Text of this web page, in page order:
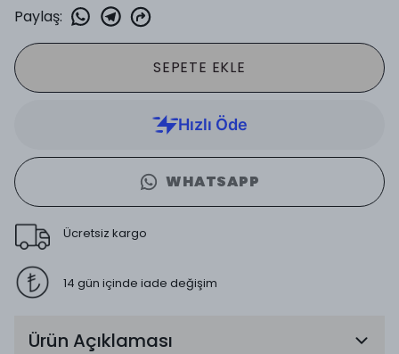
Paylaş:
SEPETE EKLE
WHATSAPP
Ücretsiz kargo
14 gün içinde iade değişim
Ürün Açıklaması